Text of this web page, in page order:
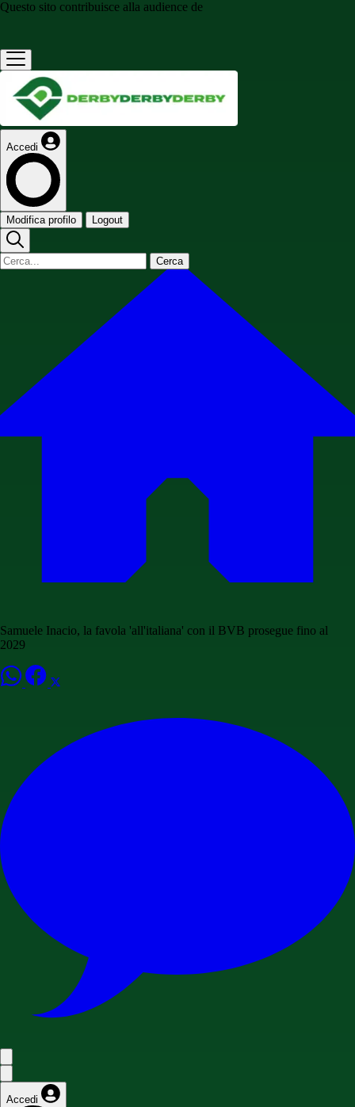
Questo sito contribuisce alla audience de
Accedi
Modifica profilo Logout
Cerca
Samuele Inacio, la favola 'all'italiana' con il BVB prosegue fino al
2029
Accedi